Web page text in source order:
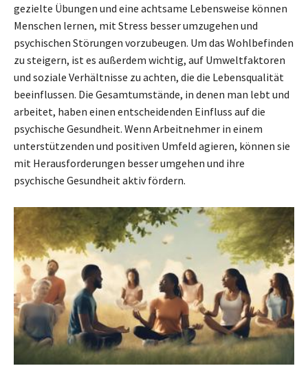
gezielte Übungen und eine achtsame Lebensweise können
Menschen lernen, mit Stress besser umzugehen und
psychischen Störungen vorzubeugen. Um das Wohlbefinden
zu steigern, ist es außerdem wichtig, auf Umweltfaktoren
und soziale Verhältnisse zu achten, die die Lebensqualität
beeinflussen. Die Gesamtumstände, in denen man lebt und
arbeitet, haben einen entscheidenden Einfluss auf die
psychische Gesundheit. Wenn Arbeitnehmer in einem
unterstützenden und positiven Umfeld agieren, können sie
mit Herausforderungen besser umgehen und ihre
psychische Gesundheit aktiv fördern.